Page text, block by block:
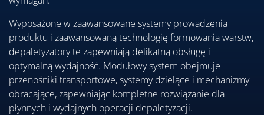
Wyposażone w zaawansowane systemy prowadzenia
produktu i zaawansowaną technologię formowania warstw,
depaletyzatory te zapewniają delikatną obsługę i
optymalną wydajność. Modułowy system obejmuje
przenośniki transportowe, systemy dzielące i mechanizmy
obracające, zapewniając kompletne rozwiązanie dla
płynnych i wydajnych operacji depaletyzacji.